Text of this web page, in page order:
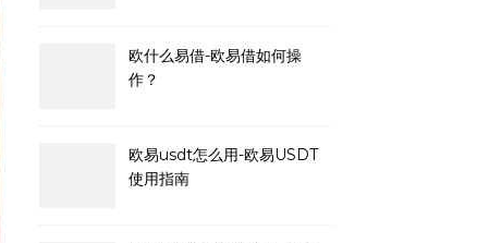
欧什么易借-欧易借如何操
作？
欧易usdt怎么用-欧易USDT
使用指南